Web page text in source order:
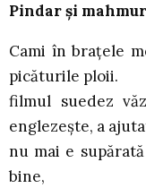
Pindar şi
Cami în braţele
picăturile ploii.
filmul suedez
englezeşte, a
nu mai e
bine,